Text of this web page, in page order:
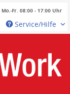
Mo.-Fr. 08:00 - 17:00 Uhr
Service/Hilfe